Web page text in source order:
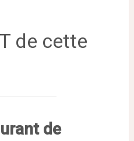
de cette
de